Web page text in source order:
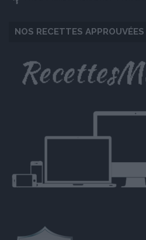
NOS RECETTES APPROUVÉES